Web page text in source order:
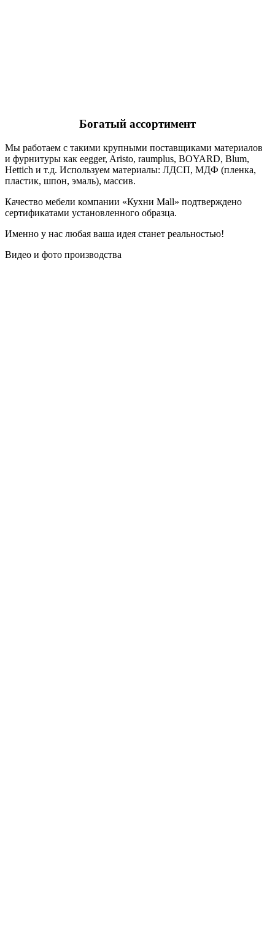
Богатый ассортимент
Мы работаем с такими крупными поставщиками материалов
и фурнитуры как eegger, Aristo, raumplus, BOYARD, Blum,
Hettich и т.д. Используем материалы: ЛДСП, МДФ (пленка,
пластик, шпон, эмаль), массив.
Качество мебели компании «Кухни Mall» подтверждено
сертификатами установленного образца.
Именно у нас любая ваша идея станет реальностью!
Видео и фото производства